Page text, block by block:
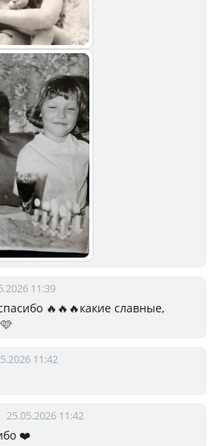
11:39
🔥🔥🔥какие славные,
11:42
25.05.2026 11:42
❤️